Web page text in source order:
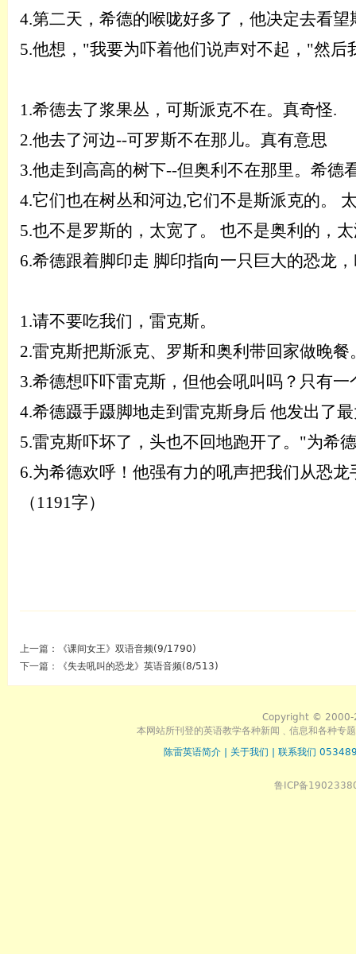
4.第二天，希德的喉咙好多了，他决定去看
5.他想， "我要为吓着他们说声对不起，"然后
1.希德去了浆果丛，可斯派克不在。真奇怪.
2.他去了河边--可罗斯不在那儿。真有意思
3.他走到高高的树下--但奥利不在那里。希德
4.它们也在树丛和河边,它们不是斯派克的。
5.也不是罗斯的，太宽了 。
也不是奥利的，
6.希德跟着脚印走 脚印指向一只巨大的恐龙 ，
1.请不要吃我们，雷克斯。
2.雷克斯把斯派克、罗斯和奥利 带回家做晚餐
3.希德想吓吓雷克斯，但他会吼叫吗？只有一
4.希德蹑手蹑脚地走到雷克斯身后 他发出了
5.雷克斯吓坏了，头也不回地跑开了。 "为希
6.为希德欢呼！他强有力的吼声把我们从恐龙
（ 1191字）
上一篇：
《课间女王》双语音频(9/1790)
下一篇：
《失去吼叫的恐龙》英语音频(8/513)
Copyright © 2000-
本网站所刊登的英语教学各种新闻﹑信息和各种专
陈雷英语简介
关于我们 联系我们
鲁ICP备